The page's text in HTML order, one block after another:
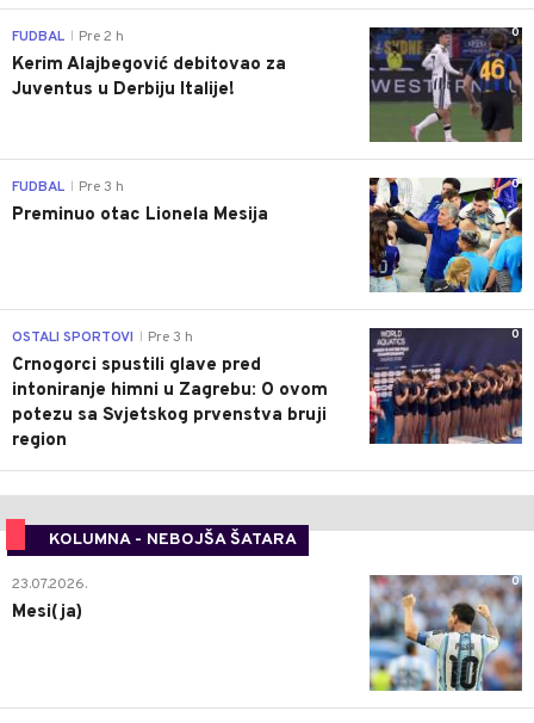
0
FUDBAL Pre 2 h
Kerim Alajbegović debitovao za
Juventus u Derbiju Italije!
0
FUDBAL Pre 3 h
Preminuo otac Lionela Mesija
0
OSTALI SPORTOVI Pre 3 h
Crnogorci spustili glave pred
intoniranje himni u Zagrebu: O ovom
potezu sa Svjetskog prvenstva bruji
region
KOLUMNA - NEBOJŠA ŠATARA
0
23.07.2026.
Mesi(ja)